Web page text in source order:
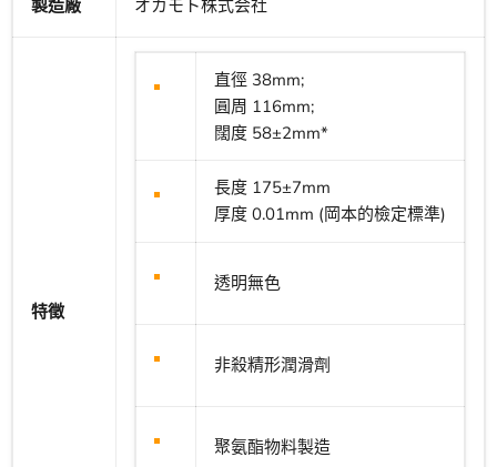
製造廠 オカモト株式会社
特徵
直徑 38mm;
圓周 116mm;
闊度 58±2mm*
長度 175±7mm
厚度 0.01mm (岡本的檢定標準)
透明無色
非殺精形潤滑劑
聚氨酯物料製造